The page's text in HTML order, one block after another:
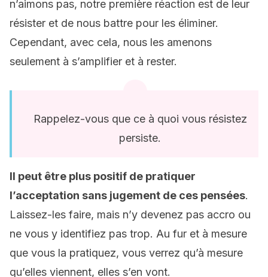
n’aimons pas, notre première réaction est de leur
résister et de nous battre pour les éliminer.
Cependant, avec cela, nous les amenons
seulement à s’amplifier et à rester.
Rappelez-vous que ce à quoi vous résistez
persiste.
Il peut être plus positif de pratiquer
l’acceptation sans jugement de ces pensées.
Laissez-les faire, mais n’y devenez pas accro ou
ne vous y identifiez pas trop. Au fur et à mesure
que vous la pratiquez, vous verrez qu’à mesure
qu’elles viennent, elles s’en vont.